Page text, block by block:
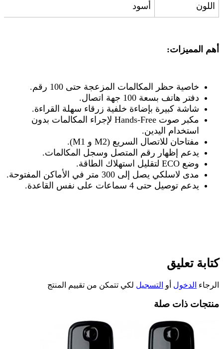
اللون أسود
أهم المميزات:
خاصية حظر المكالمات المزعجة حتى 100 رقم
.
دفتر هاتف بسعة 100 جهة اتصال
.
شاشة كبيرة بإضاءة خلفية زرقاء سهلة القراءة.
مكبر صوت
لإجراء المكالمات بدون
استخدام اليدين.
مفتاحان للاتصال السريع (M1 و M2).
يدعم إظهار رقم المتصل وسجل المكالمات.
وضع
لتقليل استهلاك الطاقة.
مدى لاسلكي يصل إلى 300 متر في الأماكن المفتوحة
.
يدعم توصيل حتى 4 سماعات على نفس القاعدة
.
كتابة تعليق
الرجاء الدخول أو التسجيل لكي تتمكن من تقييم المنتج
منتجات ذات صلة